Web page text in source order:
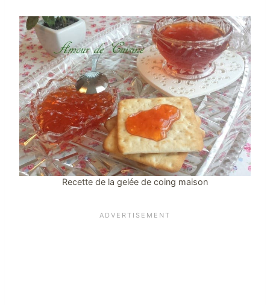
Recette de la gelée de coing maison